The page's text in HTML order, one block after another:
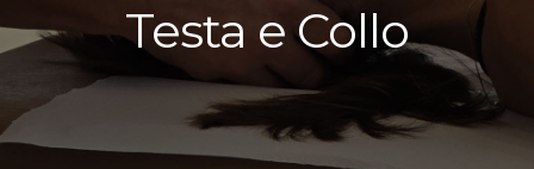
Testa e Collo